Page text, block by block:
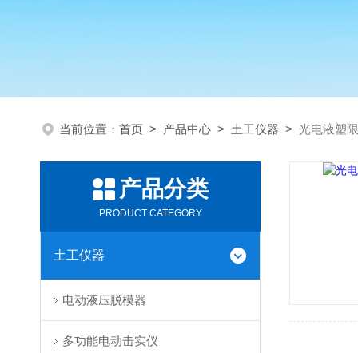
当前位置： 首页 > 产品中心 > 土工仪器 > 光电液塑
产品分类
PRODUCT CATEGORY
土工仪器
电动液压脱模器
多功能电动击实仪